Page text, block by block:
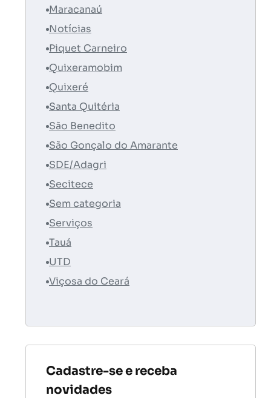
Maracanaú
Notícias
Piquet Carneiro
Quixeramobim
Quixeré
Santa Quitéria
São Benedito
São Gonçalo do Amarante
SDE/Adagri
Secitece
Sem categoria
Serviços
Tauá
UTD
Viçosa do Ceará
Cadastre-se e receba
novidades